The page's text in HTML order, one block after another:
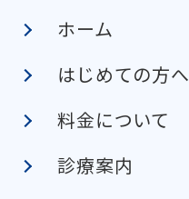
ホーム
はじめての方へ
料金について
診療案内